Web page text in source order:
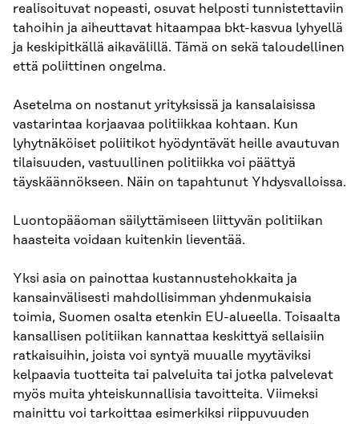
realisoituvat nopeasti, osuvat helposti tunnistettaviin
tahoihin ja aiheuttavat hitaampaa bkt-kasvua lyhyellä
ja keskipitkällä aikavälillä. Tämä on sekä taloudellinen
että poliittinen ongelma.
Asetelma on nostanut yrityksissä ja kansalaisissa
vastarintaa korjaavaa politiikkaa kohtaan. Kun
lyhytnäköiset poliitikot hyödyntävät heille avautuvan
tilaisuuden, vastuullinen politiikka voi päättyä
täyskäännökseen. Näin on tapahtunut Yhdysvalloissa.
Luontopääoman säilyttämiseen liittyvän politiikan
haasteita voidaan kuitenkin lieventää.
Yksi asia on painottaa kustannustehokkaita ja
kansainvälisesti mahdollisimman yhdenmukaisia
toimia, Suomen osalta etenkin EU-alueella. Toisaalta
kansallisen politiikan kannattaa keskittyä sellaisiin
ratkaisuihin, joista voi syntyä muualle myytäviksi
kelpaavia tuotteita tai palveluita tai jotka palvelevat
myös muita yhteiskunnallisia tavoitteita. Viimeksi
mainittu voi tarkoittaa esimerkiksi riippuvuuden